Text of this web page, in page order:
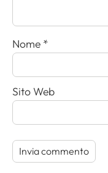
Nome *
Sito Web